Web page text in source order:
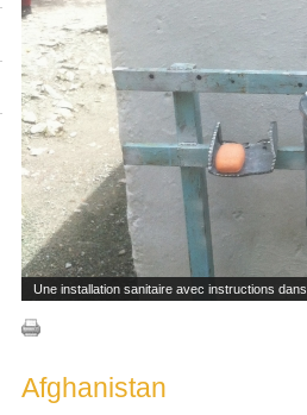
Une installation sanitaire avec instructions
Afghanistan